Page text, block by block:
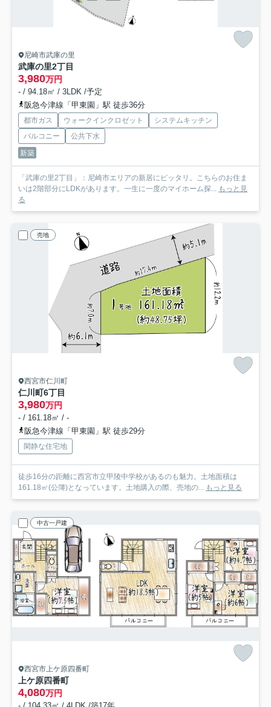
尼崎市武庫の里
武庫の里2丁目
3,980万円
- / 94.18㎡ / 3LDK /予定
阪急今津線「甲東園」駅 徒歩36分
都市ガス ウォークインクロゼット
システムキッチン
バルコニー
公共下水
新築
「武庫の里2丁目」：尼崎市エリアの新居にピッタリ。こちらのお住ま
いは2階部分にLDKがあります。一生に一度のマイホーム探... もっと見
る
売地
西宮市仁川町
仁川町6丁目
3,980万円
- / 161.18㎡ / -
阪急今津線「甲東園」駅 徒歩29分
閑静な住宅地
徒歩16分の距離に西宮市立甲陵中学校があるのも魅力。土地面積は
161.18㎡(公簿)となっています。土地購入の際、売地の... もっと見る
中古一戸建
西宮市上ケ原四番町
上ケ原四番町
4,080万円